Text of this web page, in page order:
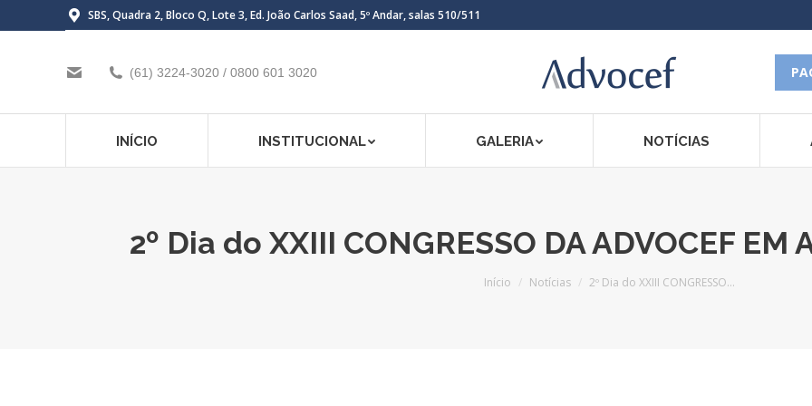
SBS, Quadra 2, Bloco Q, Lote 3, Ed. João Carlos Saad, 5º Andar, salas 510/511
(61) 3224-3020 / 0800 601 3020
INÍCIO INSTITUCIONAL GALERIA NOTÍCIAS
2º Dia do XXIII CONGRESSO DA ADVOCEF EM
Você está aqui:
Início Notícias 2º Dia do XXIII CONGRESSO…